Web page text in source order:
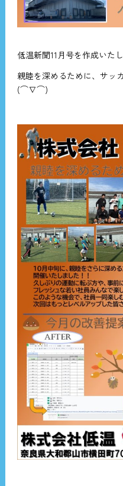
低温新聞11月号を作成いた
親睦を深めるために、サッ
(⌒∇⌒)